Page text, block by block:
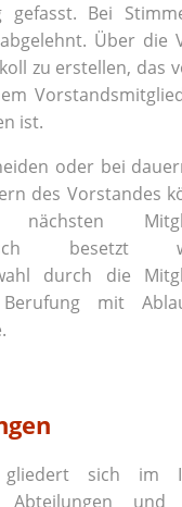
gefasst. Bei
Über die
zu erstellen, das
ist.
oder bei
des Vorstandes
besetzt
durch die
mit
sich im
Abteilungen und